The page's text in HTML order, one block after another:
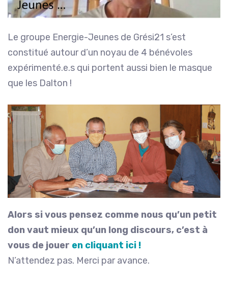
Le groupe Energie-Jeunes de Grési21 s’est
constitué autour d’un noyau de 4 bénévoles
expérimenté.e.s qui portent aussi bien le masque
que les Dalton !
Alors si vous pensez comme nous qu’un petit
don vaut mieux qu’un long discours, c’est à
vous de jouer en cliquant ici !
N’attendez pas. Merci par avance.